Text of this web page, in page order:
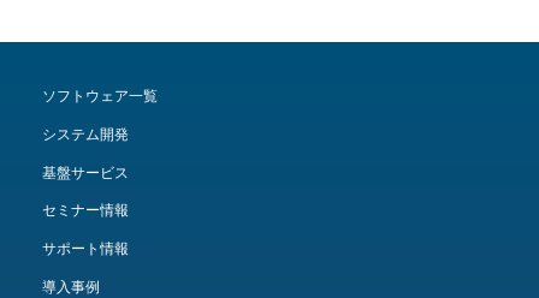
ソフトウェア一覧
システム開発
基盤サービス
セミナー情報
サポート情報
導入事例